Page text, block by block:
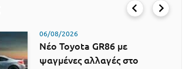
06/08/2026
Νέο Toyota GR86 με
ψαγμένες αλλαγές στο